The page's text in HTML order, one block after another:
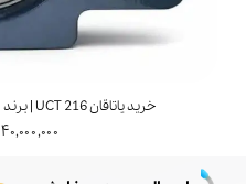
خرید یاتاقان UCT 216 | برند FYH ژاپن | استعلام قیمت
۴۰,۰۰۰,۰۰۰ تومان